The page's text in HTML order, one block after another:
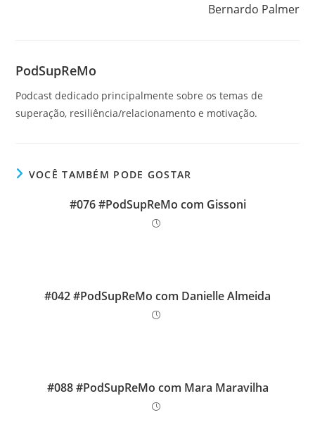
Bernardo Palmer
PodSupReMo
Podcast dedicado principalmente sobre os temas de
superação, resiliência/relacionamento e motivação.
VOCÊ TAMBÉM PODE GOSTAR
#076 #PodSupReMo com Gissoni
#042 #PodSupReMo com Danielle Almeida
#088 #PodSupReMo com Mara Maravilha